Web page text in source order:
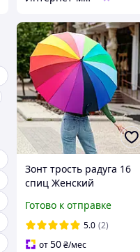
Зонт трость радуга 16
спиц Женский
полуавтомат складной
разноцветный с
чехолом PR
Готово к отправке
5.0 (2)
от50₴/мес